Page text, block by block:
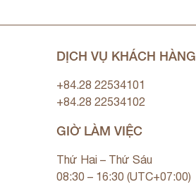
DỊCH VỤ KHÁCH HÀNG
+84.28 22534101
+84.28 22534102
GIỜ LÀM VIỆC
Thứ Hai – Thứ Sáu
08:30 – 16:30 (UTC+07:00)